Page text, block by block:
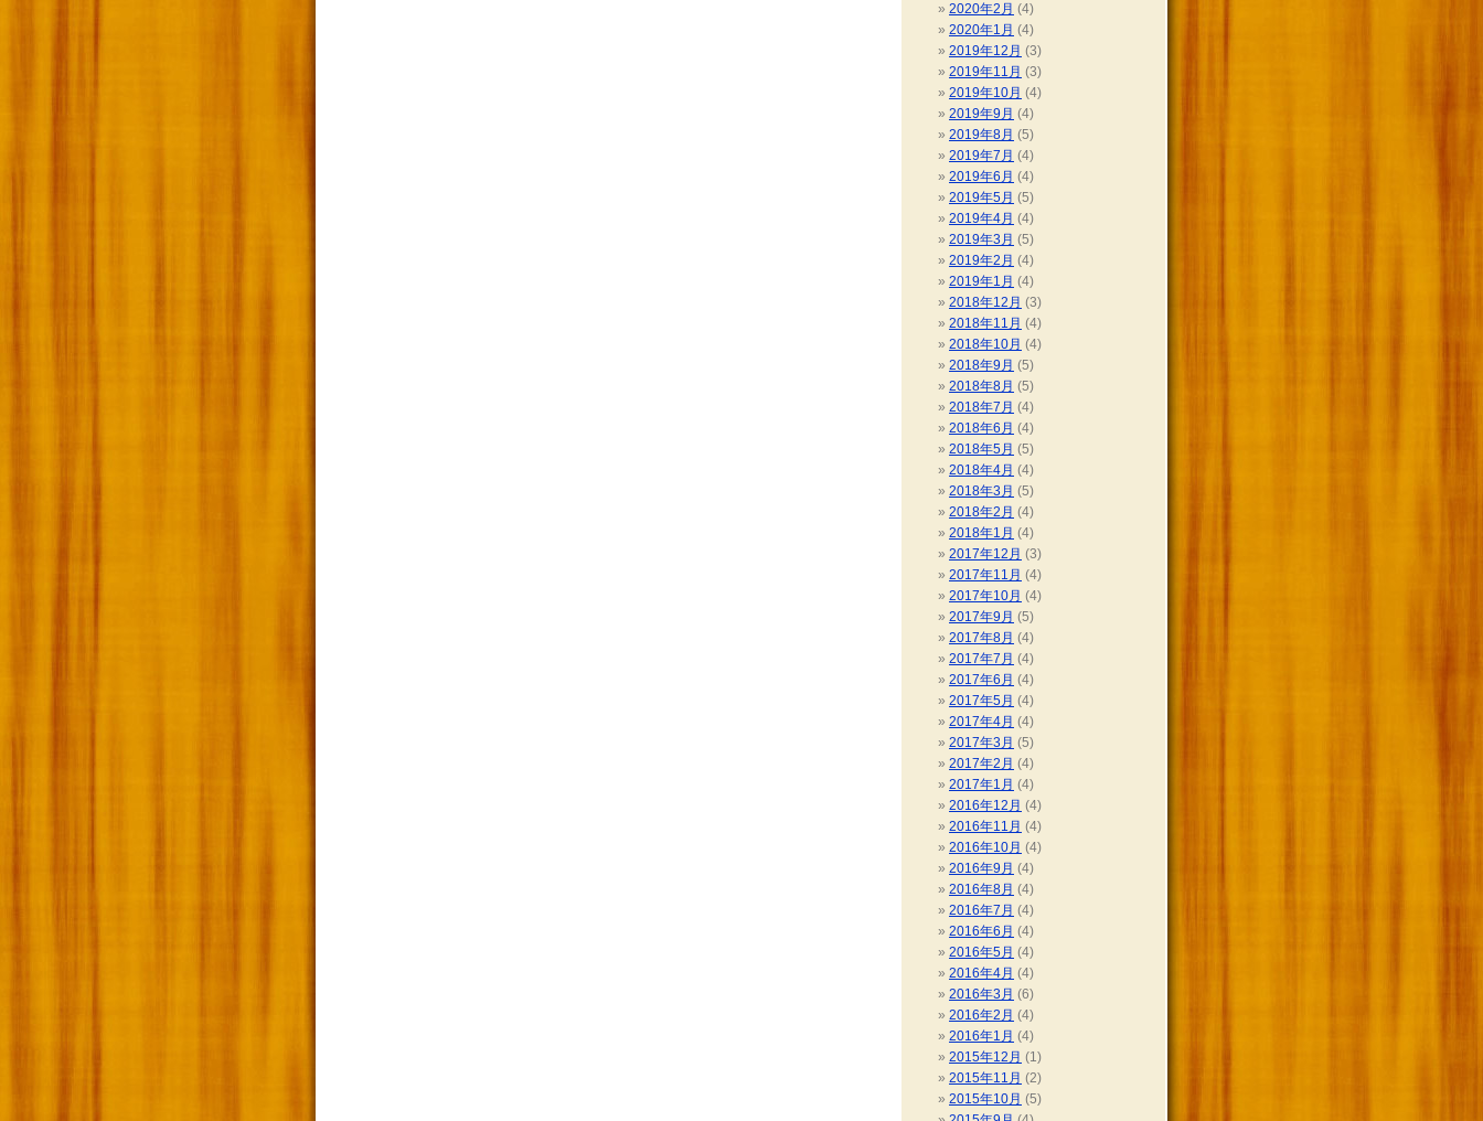
2020年2月 (4)
2020年1月 (4)
2019年12月 (3)
2019年11月 (3)
2019年10月 (4)
2019年9月 (4)
2019年8月 (5)
2019年7月 (4)
2019年6月 (4)
2019年5月 (5)
2019年4月 (4)
2019年3月 (5)
2019年2月 (4)
2019年1月 (4)
2018年12月 (3)
2018年11月 (4)
2018年10月 (4)
2018年9月 (5)
2018年8月 (5)
2018年7月 (4)
2018年6月 (4)
2018年5月 (5)
2018年4月 (4)
2018年3月 (5)
2018年2月 (4)
2018年1月 (4)
2017年12月 (3)
2017年11月 (4)
2017年10月 (4)
2017年9月 (5)
2017年8月 (4)
2017年7月 (4)
2017年6月 (4)
2017年5月 (4)
2017年4月 (4)
2017年3月 (5)
2017年2月 (4)
2017年1月 (4)
2016年12月 (4)
2016年11月 (4)
2016年10月 (4)
2016年9月 (4)
2016年8月 (4)
2016年7月 (4)
2016年6月 (4)
2016年5月 (4)
2016年4月 (4)
2016年3月 (6)
2016年2月 (4)
2016年1月 (4)
2015年12月 (1)
2015年11月 (2)
2015年10月 (5)